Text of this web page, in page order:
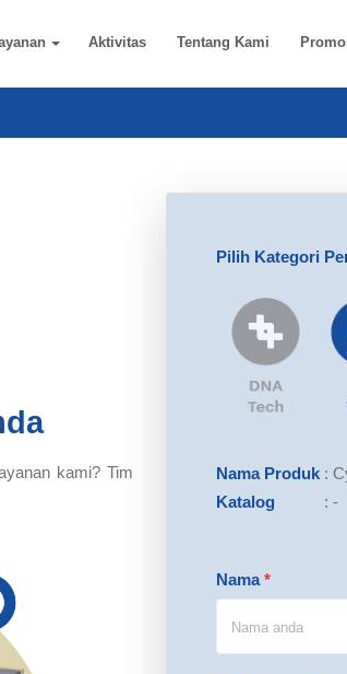
Aktivitas Tentang Kami
kami? Tim
Pilih Kategori
Nama Produk :
Katalog
: -
Nama*